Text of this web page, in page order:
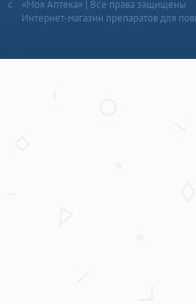
«Моя Аптека» | Все права защищены
Интернет-магазин препаратов для